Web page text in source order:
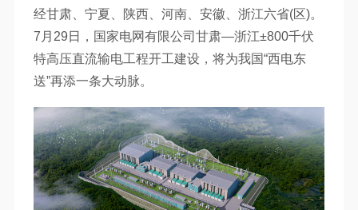
经甘肃、宁夏、陕西、河南、安徽、浙江六省(区)。
7月29日，国家电网有限公司甘肃—浙江±800千伏
特高压直流输电工程开工建设，将为我国“西电东
送”再添一条大动脉。